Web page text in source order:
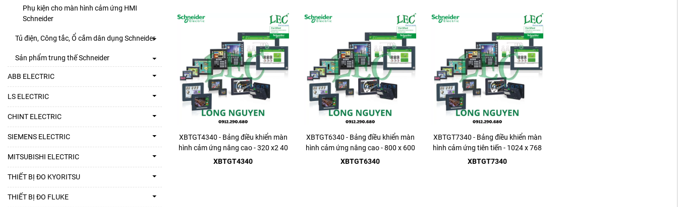
Phụ kiện cho màn hình cảm ứng HMI
Schneider
Tủ điện, Công tắc, Ổ cắm dân dụng Schneider
Sản phẩm trung thế Schneider
ABB ELECTRIC
LS ELECTRIC
CHINT ELECTRIC
SIEMENS ELECTRIC
MITSUBISHI ELECTRIC
THIẾT BỊ ĐO KYORITSU
THIẾT BỊ ĐO FLUKE
XBTGT4340 - Bảng điều khiển màn
hình cảm ứng nâng cao - 320 x2 40
pixel QVGA ...
XBTGT4340
XBTGT6340 - Bảng điều khiển màn
hình cảm ứng nâng cao - 800 x 600
pixel SVGA ...
XBTGT6340
XBTGT7340 - Bảng điều khiển màn
hình cảm ứng tiên tiến - 1024 x 768
pixel ...
XBTGT7340